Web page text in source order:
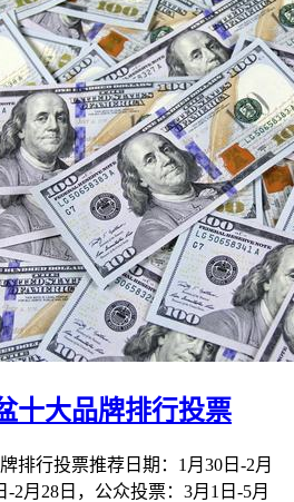
十大品牌排行投票
排行投票推荐日期：1月30日-2月
2月28日，公众投票：3月1日-5月